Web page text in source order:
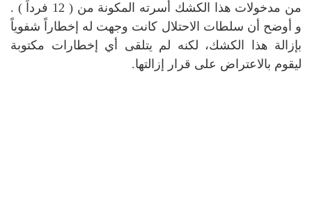
من مدخولات هذا الكشك أسرته المكونة من ( 12 فرداً ) .
و أوضح أن سلطات الاحتلال كانت وجهت له إخطاراً شفوياً
بإزالة هذا الكشك، لكنه لم يتلقى أي إخطارات مكتوبة
ليقوم بالاعتراض على قرار إزالتها.